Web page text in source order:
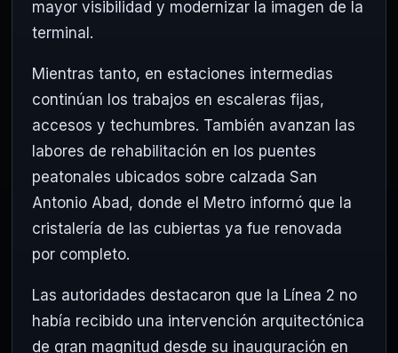
mayor visibilidad y modernizar la imagen de la
terminal.
Mientras tanto, en estaciones intermedias
continúan los trabajos en escaleras fijas,
accesos y techumbres. También avanzan las
labores de rehabilitación en los puentes
peatonales ubicados sobre calzada San
Antonio Abad, donde el Metro informó que la
cristalería de las cubiertas ya fue renovada
por completo.
Las autoridades destacaron que la Línea 2 no
había recibido una intervención arquitectónica
de gran magnitud desde su inauguración en